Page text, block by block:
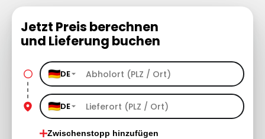
Jetzt Preis berechnen
und Lieferung buchen
DE
DE
Zwischenstopp hinzufügen